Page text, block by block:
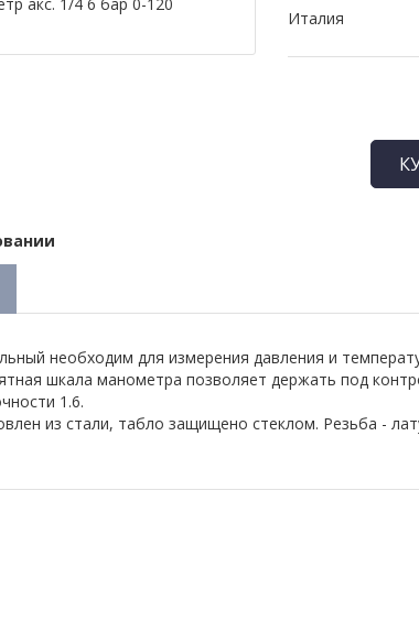
Италия
необходим для измерения давления и
шкала манометра позволяет держать под
1.6.
из стали, табло защищено стеклом. Резьба -